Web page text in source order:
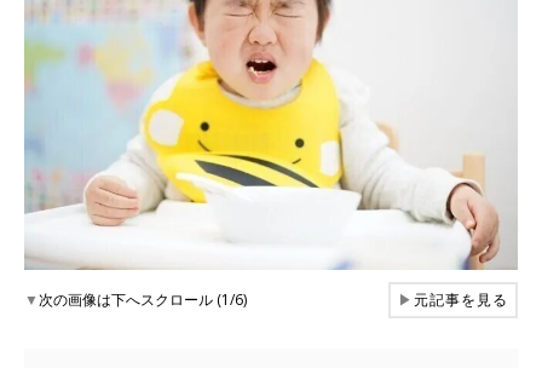
▼次の画像は下へスクロール (1/6) ▶元記事を見る